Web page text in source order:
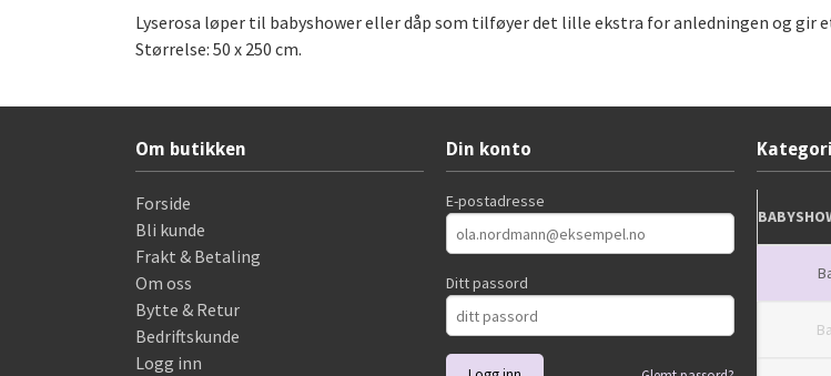
Lyserosa løper til babyshower eller dåp som tilføyer det lille ekstra for anledningen og gir
Størrelse: 50 x 250 cm.
Om butikken
Forside
Bli kunde
Frakt & Betaling
Om oss
Bytte & Retur
Bedriftskunde
Logg inn
Din konto
E-postadresse
Ditt passord